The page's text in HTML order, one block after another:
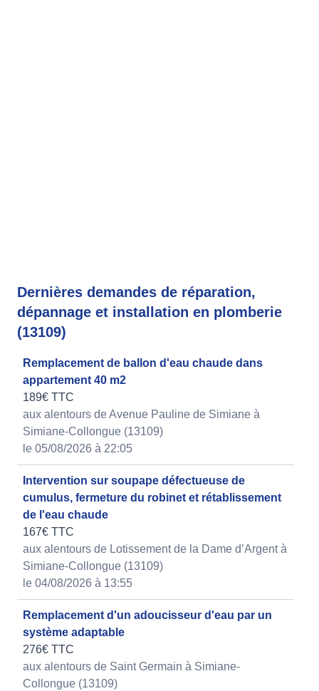
Dernières demandes de réparation,
dépannage et installation en plomberie
(13109)
Remplacement de ballon d'eau chaude dans
appartement 40 m2
189€ TTC
aux alentours de Avenue Pauline de Simiane à
Simiane-Collongue (13109)
le 05/08/2026 à 22:05
Intervention sur soupape défectueuse de
cumulus, fermeture du robinet et rétablissement
de l'eau chaude
167€ TTC
aux alentours de Lotissement de la Dame d’Argent à
Simiane-Collongue (13109)
le 04/08/2026 à 13:55
Remplacement d'un adoucisseur d'eau par un
système adaptable
276€ TTC
aux alentours de Saint Germain à Simiane-
Collongue (13109)